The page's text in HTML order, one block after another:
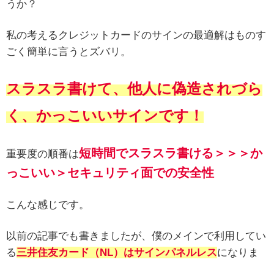
うか？
私の考えるクレジットカードのサインの最適解はものす
ごく簡単に言うとズバリ。
スラスラ書けて、他人に偽造されづら
く、かっこいいサインです！
重要度の順番は短時間でスラスラ書ける＞＞＞か
っこいい＞セキュリティ面での安全性
こんな感じです。
以前の記事でも書きましたが、僕のメインで利用してい
る三井住友カード（NL）はサインパネルレスになりま